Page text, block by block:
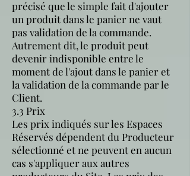
précisé que le simple fait d'ajouter
un produit dans le panier ne vaut
pas validation de la commande.
Autrement dit, le produit peut
devenir indisponible entre le
moment de l'ajout dans le panier et
la validation de la commande par le
Client.
3.3 Prix
Les prix indiqués sur les Espaces
Réservés dépendent du Producteur
sélectionné et ne peuvent en aucun
cas s'appliquer aux autres